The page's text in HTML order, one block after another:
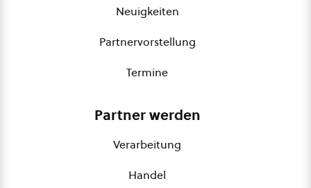
Neuigkeiten
Partnervorstellung
Termine
Partner werden
Verarbeitung
Handel